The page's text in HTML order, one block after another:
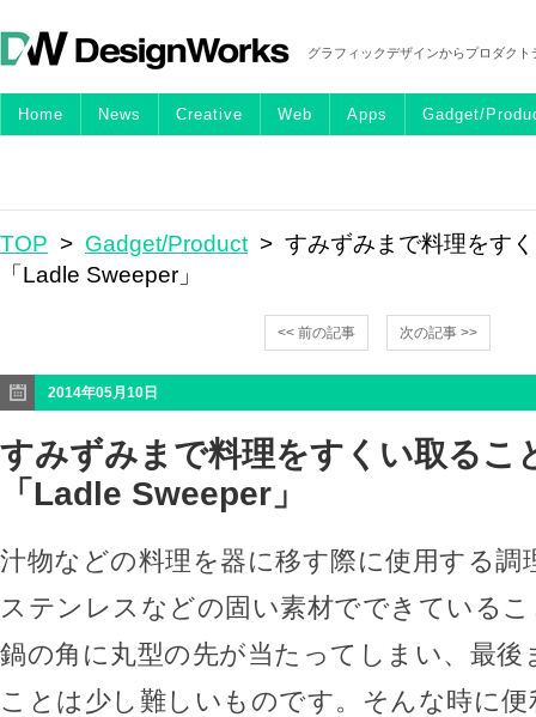
グラフィックデザインからプロダク
Home News Creative Web Apps Gadget/
TOP > Gadget/Product > すみずみまで料理をす
「Ladle Sweeper」
<< 前の記事 次の記事 >>
2014年05月10日
すみずみまで料理をすくい取るこ
「Ladle Sweeper」
汁物などの料理を器に移す際に使用する調
ステンレスなどの固い素材でできている
鍋の角に丸型の先が当たってしまい、最後
ことは少し難しいものです。そんな時に